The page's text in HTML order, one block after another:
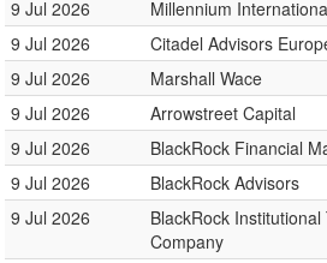
9 Jul 2026
Millennium
9 Jul 2026
Citadel Advisors
9 Jul 2026
Marshall Wace
9 Jul 2026
Arrowstreet Capital
9 Jul 2026
BlackRock Financial
9 Jul 2026
BlackRock Advisors
9 Jul 2026
BlackRock Institutional
Company